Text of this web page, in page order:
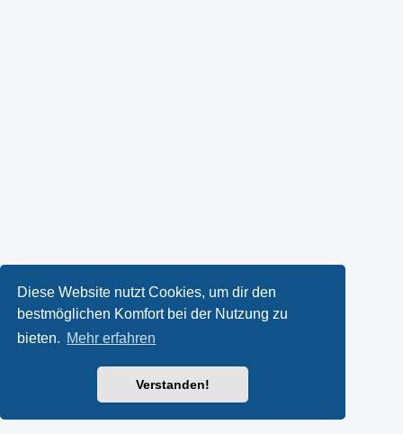
Diese Website nutzt Cookies, um dir den
bestmöglichen Komfort bei der Nutzung zu
bieten. Mehr erfahren
Verstanden!